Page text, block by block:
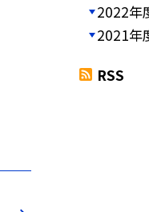
2022年
2021年
RSS